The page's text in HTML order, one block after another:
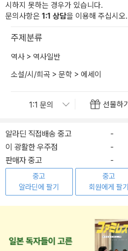
시하지 못하는 경우가 있습니다.
문의사항은 1:1 상담을 이용해 주십시오.
주제분류
역사 > 역사일반
소설/시/희곡 > 문학 > 에세이
선물하기
알라딘 직접배송 중고
-
이 광활한 우주점
-
판매자 중고
-
중고
알라딘에 팔기
중고
회원에게 팔기